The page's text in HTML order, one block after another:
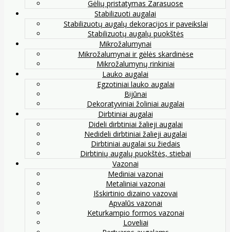
Gėlių pristatymas Zarasuose
Stabilizuoti augalai
Stabilizuotų augalų dekoracijos ir paveikslai
Stabilizuotų augalų puokštės
Mikrožalumynai
Mikrožalumynai ir gėlės skardinėse
Mikrožalumynų rinkiniai
Lauko augalai
Egzotiniai lauko augalai
Bijūnai
Dekoratyviniai žoliniai augalai
Dirbtiniai augalai
Dideli dirbtiniai žalieji augalai
Nedideli dirbtiniai žalieji augalai
Dirbtiniai augalai su žiedais
Dirbtinių augalų puokštės, stiebai
Vazonai
Mediniai vazonai
Metaliniai vazonai
Išskirtinio dizaino vazovai
Apvalūs vazonai
Keturkampio formos vazonai
Loveliai